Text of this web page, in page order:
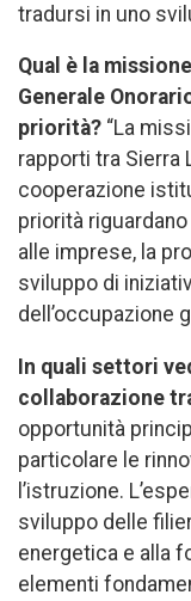
tradursi in uno
Qual è la
Generale
priorità? “La
rapporti tra Sierra
cooperazione
priorità
alle imprese, la
sviluppo di
dell’occupazione
In quali settori
collaborazione
opportunità
particolare le
l’istruzione.
sviluppo delle
energetica e alla
elementi